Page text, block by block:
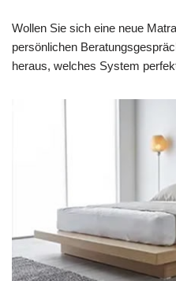
Wollen Sie sich eine neue
persönlichen
heraus, welches System